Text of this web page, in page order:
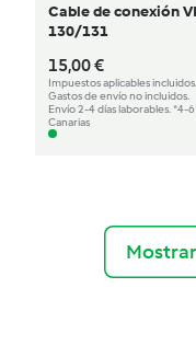
Cable de conexión
130/131
15,00 €
Impuestos aplicables incluidos.
Gastos de envío no incluidos.
Envío 2-4 días laborables. *4-6
Canarias